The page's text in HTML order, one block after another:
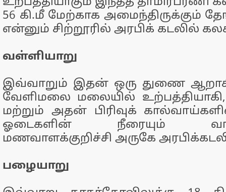
56 கி.மீ மேற்காக அமைந்திருக்கும்
என்னும் சிற்றூரில் அரபிக் கடலில்
வள்ளியாறு
இவ்வாறும் இதன் ஒரு துணை
வேளிமலை மலையில் உற்பத்தியாகி,
மற்றும் அதன் பிரிவுக்
ஓடைகளின் நீரையும்
மணவாளக்குறிச்சி அருகே
பழையாறு